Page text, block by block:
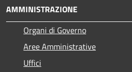
AMMINISTRAZIONE
Organi di Governo
Aree Amministrative
Uffici